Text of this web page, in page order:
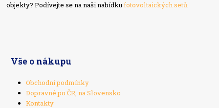
objekty? Podívejte se na naši nabídkufotovoltaických setů.
Vše o nákupu
Obchodní podmínky
Dopravné po ČR, na Slovensko
Kontakty